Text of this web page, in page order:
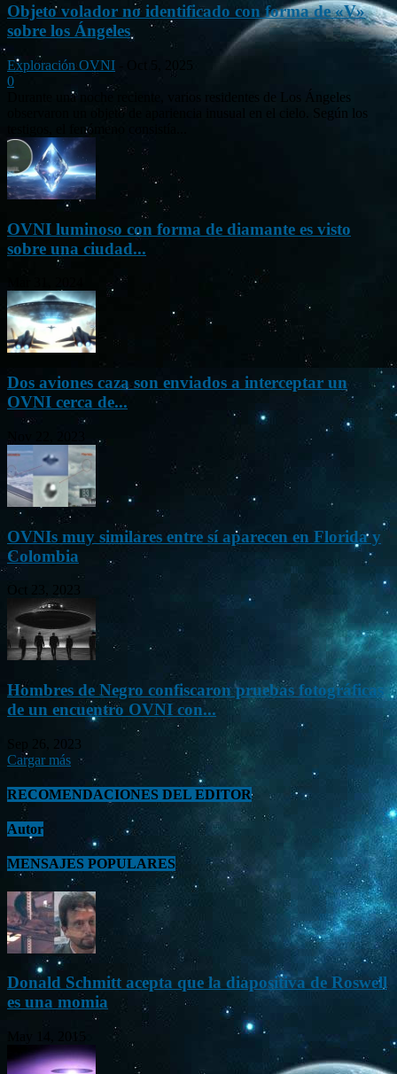
Objeto volador no identificado con forma de «V»
sobre los Ángeles
Exploración OVNI
0
Durante una noche reciente, varios residentes de Los Ángeles
observaron un objeto de apariencia inusual en el cielo. Según los
testigos, el fenómeno consistía...
OVNI luminoso con forma de diamante es visto
sobre una ciudad...
Dos aviones caza son enviados a interceptar un
OVNI cerca de...
Nov 22, 2023
OVNIs muy similares entre sí aparecen en Florida y
Colombia
Hombres de Negro confiscaron pruebas fotográficas
de un encuentro OVNI con...
Sep 26, 2023
Cargar más
RECOMENDACIONES DEL EDITOR
Autor
MENSAJES POPULARES
Donald Schmitt acepta que la diapositiva de Roswell
es una momia